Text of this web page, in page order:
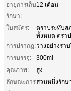
อายุการเก็บ
รักษา:
12 เดือน
ใบสมัคร:
ตราประทับส
ทั้งหมด ตรา
การปรากฏ:วางอย่างรา
การบรรจุ:
300ml
คุณภาพ:
สูง
ลักษณะการส่วนหนึ่งรักษ